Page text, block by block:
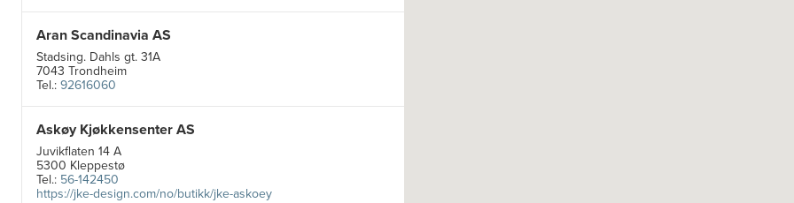
Aran Scandinavia AS
Stadsing. Dahls gt. 31A
7043 Trondheim
Tel.: 92616060
Askøy Kjøkkensenter AS
Juvikflaten 14 A
5300 Kleppestø
Tel.: 56-142450
https://jke-design.com/no/butikk/jke-askoey